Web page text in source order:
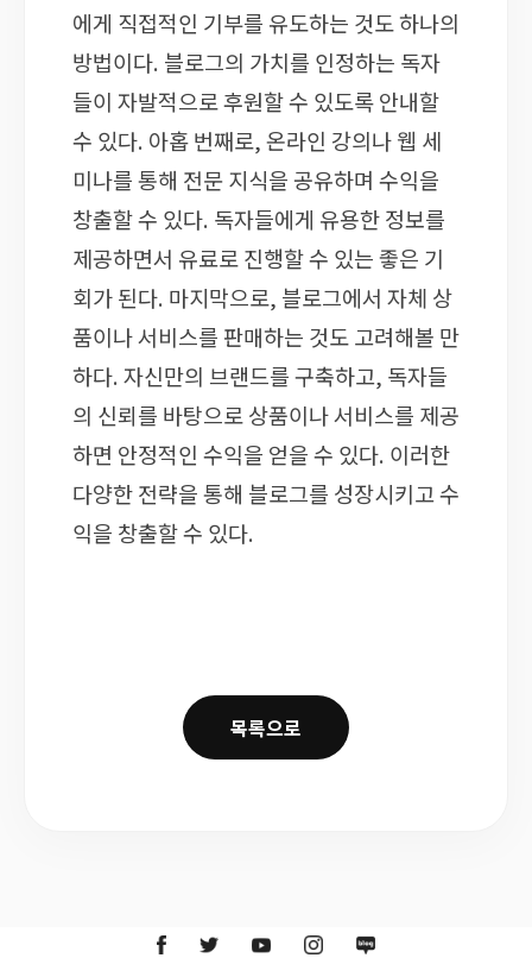
에게 직접적인 기부를 유도하는 것도 하나의
방법이다. 블로그의 가치를 인정하는 독자
들이 자발적으로 후원할 수 있도록 안내할
수 있다. 아홉 번째로, 온라인 강의나 웹 세
미나를 통해 전문 지식을 공유하며 수익을
창출할 수 있다. 독자들에게 유용한 정보를
제공하면서 유료로 진행할 수 있는 좋은 기
회가 된다. 마지막으로, 블로그에서 자체 상
품이나 서비스를 판매하는 것도 고려해볼 만
하다. 자신만의 브랜드를 구축하고, 독자들
의 신뢰를 바탕으로 상품이나 서비스를 제공
하면 안정적인 수익을 얻을 수 있다. 이러한
다양한 전략을 통해 블로그를 성장시키고 수
익을 창출할 수 있다.
목록으로